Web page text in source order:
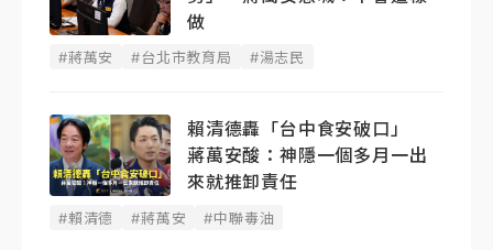
做
#蔣萬安 #台北市教育局 #湯志民
賴清德轟「台中食安破口」
蔣萬安酸：神隱一個多月一出
來就推卸責任
#賴清德 #蔣萬安 #中聯毒油